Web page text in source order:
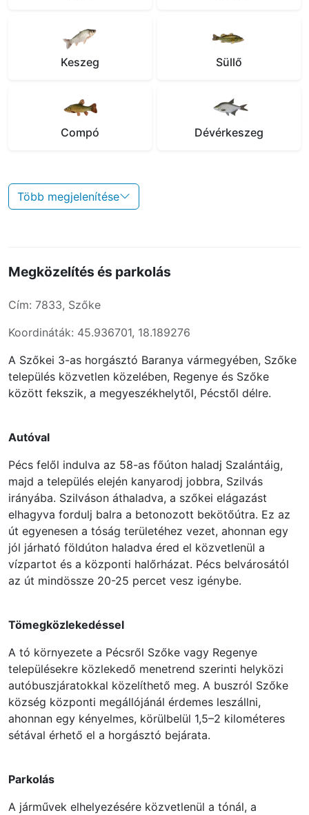
Keszeg Süllő
Compó Dévérkeszeg
Több megjelenítése
Megközelítés és parkolás
Cím: 7833, Szőke
Koordináták: 45.936701, 18.189276
A Szőkei 3-as horgásztó Baranya vármegyében, Szőke
település közvetlen közelében, Regenye és Szőke
között fekszik, a megyeszékhelytől, Pécstől délre.
Autóval
Pécs felől indulva az 58-as főúton haladj Szalántáig,
majd a település elején kanyarodj jobbra, Szilvás
irányába. Szilváson áthaladva, a szőkei elágazást
elhagyva fordulj balra a betonozott bekötőútra. Ez az
út egyenesen a tóság területéhez vezet, ahonnan egy
jól járható földúton haladva éred el közvetlenül a
vízpartot és a központi halőrházat. Pécs belvárosától
az út mindössze 20-25 percet vesz igénybe.
Tömegközlekedéssel
A tó környezete a Pécsről Szőke vagy Regenye
településekre közlekedő menetrend szerinti helyközi
autóbuszjáratokkal közelíthető meg. A buszról Szőke
község központi megállójánál érdemes leszállni,
ahonnan egy kényelmes, körülbelül 1,5–2 kilométeres
sétával érhető el a horgásztó bejárata.
Parkolás
A járművek elhelyezésére közvetlenül a tónál, a